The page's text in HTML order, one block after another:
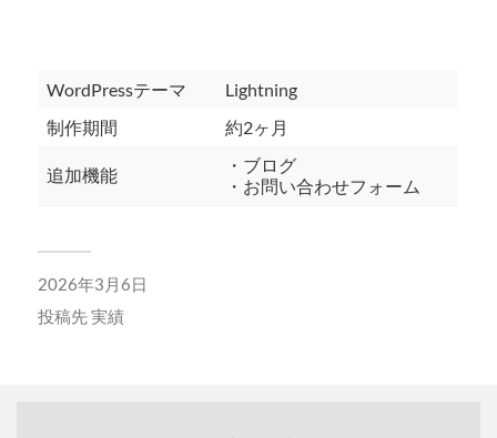
WordPressテーマ
Lightning
制作期間
約2ヶ月
追加機能
・ブログ
・お問い合わせフォーム
2026年3月6日
投稿先実績